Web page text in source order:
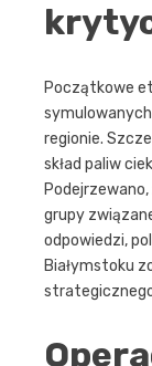
Początkowe
regionie.
skład paliw
grupy
odpowiedzi,
Białymstoku